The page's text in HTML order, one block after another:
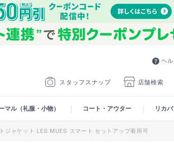
ヘ
スタッフスナップ 店舗検索
マル（礼服・小物） コート・アウター リカ
ジャケット LES MUES スマート セットアップ着用可